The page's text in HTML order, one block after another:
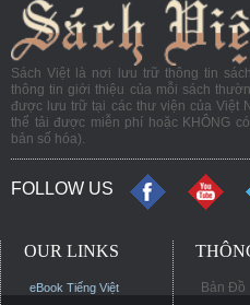
Sách Việt là nơi lưu trữ thông tin
thông tin giới thiệu của mỗi sách
được lưu trữ tại các thư viện của Việt
thể tải được miễn phí hoặc KHÔNG
bản số hóa).
FOLLOW US
OUR LINKS
eBook Tiếng Việt Bản Đồ